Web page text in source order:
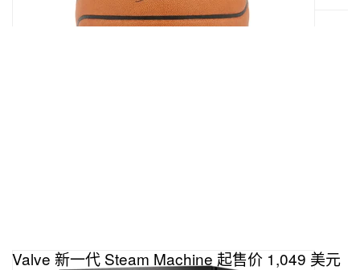
Valve 新一代 Steam Machine 起售价 1,049 美元